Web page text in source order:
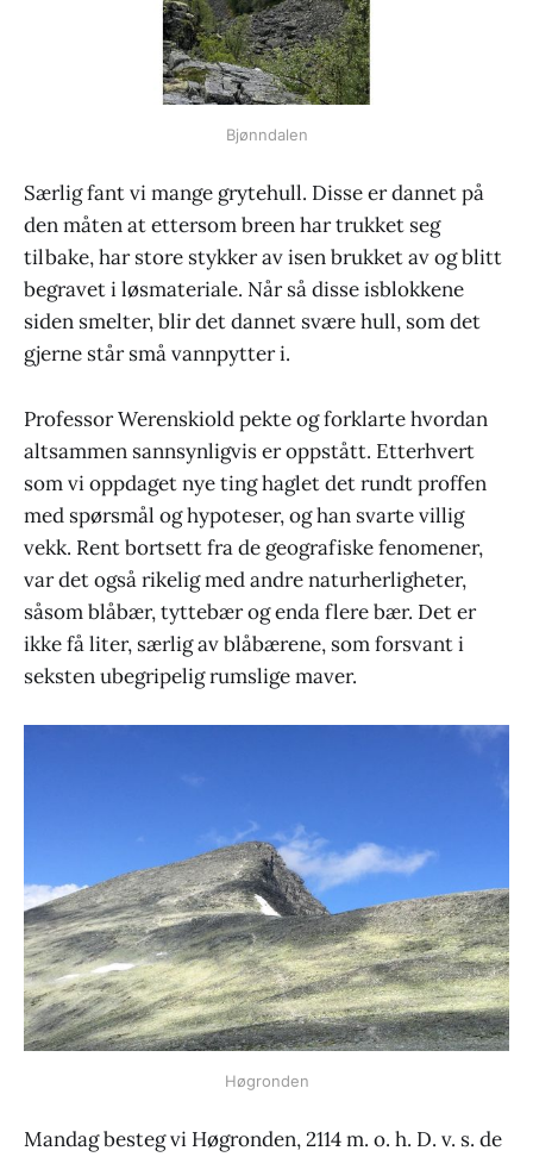
Bjønndalen
Særlig fant vi mange grytehull. Disse er dannet på
den måten at ettersom breen har trukket seg
tilbake, har store stykker av isen brukket av og blitt
begravet i løsmateriale. Når så disse isblokkene
siden smelter, blir det dannet svære hull, som det
gjerne står små vannpytter i.
Professor Werenskiold pekte og forklarte hvordan
altsammen sannsynligvis er oppstått. Etterhvert
som vi oppdaget nye ting haglet det rundt proffen
med spørsmål og hypoteser, og han svarte villig
vekk. Rent bortsett fra de geografiske fenomener,
var det også rikelig med andre naturherligheter,
såsom blåbær, tyttebær og enda flere bær. Det er
ikke få liter, særlig av blåbærene, som forsvant i
seksten ubegripelig rumslige maver.
Høgronden
Mandag besteg vi Høgronden, 2114 m. o. h. D. v. s. de